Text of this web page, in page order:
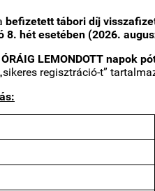
befizetett tábori díj
8. hét esetében (2026.
ÓRÁIG LEMONDOTT napok
regisztráció-t”